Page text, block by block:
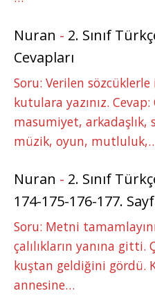
Nuran - 2. Sınıf
Cevapları
Soru: Verilen
kutulara yazınız.
masumiyet, arkadaşlık,
müzik, oyun,
Nuran - 2. Sınıf
174-175-176-177.
Soru: Metni
çalılıkların yanına gitti.
kuştan geldiğini gördü.
annesine…